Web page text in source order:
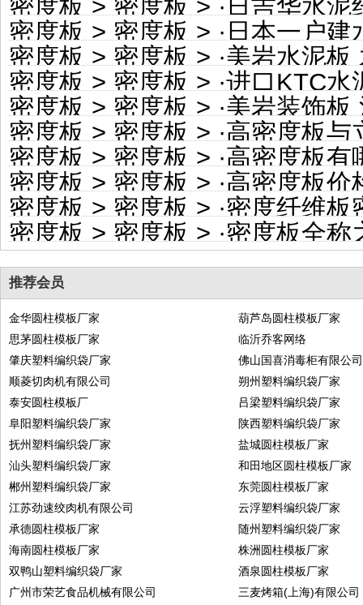
密度板>密度板> ·日吉华水泥纤维板 中
密度板>密度板> ·日本一户建水泥纤维
密度板>密度板> ·美岩水泥板 木
密度板>密度板> ·进口KTC水泥纤维
密度板>密度板> ·美岩装饰板 清
密度板>密度板> ·高密度板与
密度板>密度板> ·高密度板有
密度板>密度板> ·高密度板价
密度板>密度板> ·密度纤维板
密度板>密度板> ·密度板全称
推荐会员
金华圆柱模板厂家
葫芦岛圆柱模板厂家
思茅圆柱模板厂家
临沂乔客网络
肇庆塑料编织袋厂家
佛山国喜消毒柜有限公司
顺菱切肉机有限公司
朔州塑料编织袋厂家
泰安圆柱模板厂
吕梁塑料编织袋厂家
阜阳塑料编织袋厂家
陕西塑料编织袋厂家
抚州塑料编织袋厂家
盐城圆柱模板厂家
汕头塑料编织袋厂家
和田地区圆柱模板厂家
郴州塑料编织袋厂家
东莞圆柱模板厂家
江苏劲速绞肉机有限公司
云浮塑料编织袋厂家
承德圆柱模板厂家
随州塑料编织袋厂家
海南圆柱模板厂家
株洲圆柱模板厂家
双鸭山塑料编织袋厂家
酒泉圆柱模板厂家
广州市荣艺食品机械有限公司
三麦烤箱(上海)有限公司